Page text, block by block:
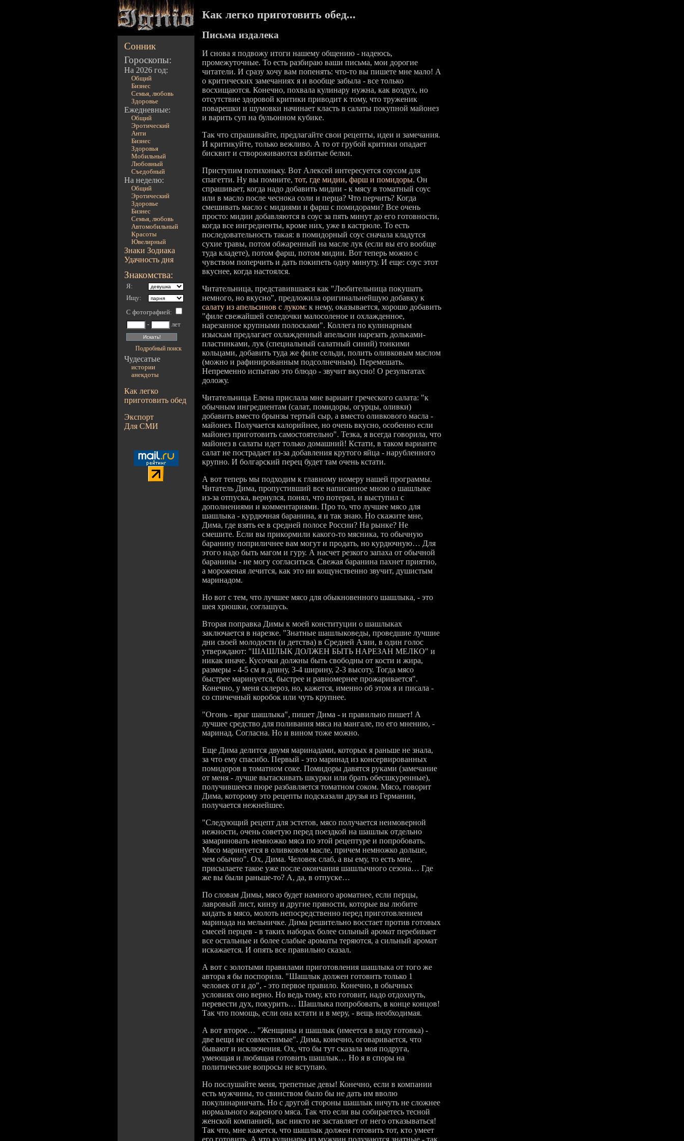
Сонник
Гороскопы:
На 2026 год:
Общий
Бизнес
Семья, любовь
Здоровье
Ежедневные:
Общий
Эротический
Анти
Бизнес
Здоровья
Мобильный
Любовный
Съедобный
На неделю:
Общий
Эротический
Здоровье
Бизнес
Семья, любовь
Автомобильный
Красоты
Ювелирный
Знаки Зодиака
Удачность дня
Знакомства:
Я:
Ищу:
С фотографией:
-
лет
Подробный поиск
Чудесатые
истории
анекдоты
Как легко
приготовить обед
Экспорт
Для СМИ
Как легко приготовить обед...
Письма издалека
И снова я подвожу итоги нашему общению - надеюсь,
промежуточные. То есть разбираю ваши письма, мои дорогие
читатели. И сразу хочу вам попенять: что-то вы пишете мне мало! А
о критических замечаниях я и вообще забыла - все только
восхищаются. Конечно, похвала кулинару нужна, как воздух, но
отсутствие здоровой критики приводит к тому, что труженик
поварешки и шумовки начинает класть в салаты покупной майонез
и варить суп на бульонном кубике.
Так что спрашивайте, предлагайте свои рецепты, идеи и замечания.
И критикуйте, только вежливо. А то от грубой критики опадает
бисквит и створоживаются взбитые белки.
Приступим потихоньку. Вот Алексей интересуется соусом для
спагетти. Ну вы помните, тот, где мидии, фарш и помидоры. Он
спрашивает, когда надо добавить мидии - к мясу в томатный соус
или в масло после чеснока соли и перца? Что перчить? Когда
смешивать масло с мидиями и фарш с помидорами? Все очень
просто: мидии добавляются в соус за пять минут до его готовности,
когда все ингредиенты, кроме них, уже в кастрюле. То есть
последовательность такая: в помидорный соус сначала кладутся
сухие травы, потом обжаренный на масле лук (если вы его вообще
туда кладете), потом фарш, потом мидии. Вот теперь можно с
чувством поперчить и дать покипеть одну минуту. И еще: соус этот
вкуснее, когда настоялся.
Читательница, представившаяся как "Любительница покушать
немного, но вкусно", предложила оригинальнейшую добавку к
салату из апельсинов с луком: к нему, оказывается, хорошо добавить
"филе свежайшей селедочки малосоленое и охлажденное,
нарезанное крупными полосками". Коллега по кулинарным
изыскам предлагает охлажденный апельсин нарезать дольками-
пластинками, лук (специальный салатный синий) тонкими
кольцами, добавить туда же филе сельди, полить оливковым маслом
(можно и рафинированным подсолнечным). Перемешать.
Непременно испытаю это блюдо - звучит вкусно! О результатах
доложу.
Читательница Елена прислала мне вариант греческого салата: "к
обычным ингредиентам (салат, помидоры, огурцы, оливки)
добавить вместо брынзы тертый сыр, а вместо оливкового масла -
майонез. Получается калорийнее, но очень вкусно, особенно если
майонез приготовить самостоятельно". Тезка, я всегда говорила, что
майонез в салаты идет только домашний! Кстати, в таком варианте
салат не пострадает из-за добавления крутого яйца - нарубленного
крупно. И болгарский перец будет там очень кстати.
А вот теперь мы подходим к главному номеру нашей программы.
Читатель Дима, пропустивший все написанное мною о шашлыке
из-за отпуска, вернулся, понял, что потерял, и выступил с
дополнениями и комментариями. Про то, что лучшее мясо для
шашлыка - курдючная баранина, я и так знаю. Но скажите мне,
Дима, где взять ее в средней полосе России? На рынке? Не
смешите. Если вы прикормили какого-то мясника, то обычную
баранину поприличнее вам могут и продать, но курдючную… Для
этого надо быть магом и гуру. А насчет резкого запаха от обычной
баранины - не могу согласиться. Свежая баранина пахнет приятно,
а мороженая лечится, как это ни кощунственно звучит, душистым
маринадом.
Но вот с тем, что лучшее мясо для обыкновенного шашлыка, - это
шея хрюшки, соглашусь.
Вторая поправка Димы к моей конституции о шашлыках
заключается в нарезке. "Знатные шашлыковеды, проведшие лучшие
дни своей молодости (и детства) в Средней Азии, в один голос
утверждают: "ШАШЛЫК ДОЛЖЕН БЫТЬ НАРЕЗАН МЕЛКО" и
никак иначе. Кусочки должны быть свободны от кости и жира,
размеры - 4-5 см в длину, 3-4 ширину, 2-3 высоту. Тогда мясо
быстрее маринуется, быстрее и равномернее прожаривается".
Конечно, у меня склероз, но, кажется, именно об этом я и писала -
со спичечный коробок или чуть крупнее.
"Огонь - враг шашлыка", пишет Дима - и правильно пишет! А
лучшее средство для поливания мяса на мангале, по его мнению, -
маринад. Согласна. Но и вином тоже можно.
Еще Дима делится двумя маринадами, которых я раньше не знала,
за что ему спасибо. Первый - это маринад из консервированных
помидоров в томатном соке. Помидоры давятся руками (замечание
от меня - лучше вытаскивать шкурки или брать обесшкуренные),
получившееся пюре разбавляется томатном соком. Мясо, говорит
Дима, которому это рецепты подсказали друзья из Германии,
получается нежнейшее.
"Следующий рецепт для эстетов, мясо получается неимоверной
нежности, очень советую перед поездкой на шашлык отдельно
замариновать немножко мяса по этой рецептуре и попробовать.
Мясо маринуется в оливковом масле, причем немножко дольше,
чем обычно". Ох, Дима. Человек слаб, а вы ему, то есть мне,
присылаете такое уже после окончания шашлычного сезона… Где
же вы были раньше-то? А, да, в отпуске…
По словам Димы, мясо будет намного ароматнее, если перцы,
лавровый лист, кинзу и другие пряности, которые вы любите
кидать в мясо, молоть непосредственно перед приготовлением
маринада на мельничке. Дима решительно восстает против готовых
смесей перцев - в таких наборах более сильный аромат перебивает
все остальные и более слабые ароматы теряются, а сильный аромат
искажается. И опять все правильно сказал.
А вот с золотыми правилами приготовления шашлыка от того же
автора я бы поспорила. "Шашлык должен готовить только 1
человек от и до", - это первое правило. Конечно, в обычных
условиях оно верно. Но ведь тому, кто готовит, надо отдохнуть,
перевести дух, покурить… Шашлыка попробовать, в конце концов!
Так что помощь, если она кстати и в меру, - вещь необходимая.
А вот второе… "Женщины и шашлык (имеется в виду готовка) -
две вещи не совместимые". Дима, конечно, оговаривается, что
бывают и исключения. Ох, что бы тут сказала моя подруга,
умеющая и любящая готовить шашлык… Но я в споры на
политические вопросы не вступаю.
Но послушайте меня, трепетные девы! Конечно, если в компании
есть мужчины, то свинством было бы не дать им вволю
покулинарничать. Но с другой стороны шашлык ничуть не сложнее
нормального жареного мяса. Так что если вы собираетесь тесной
женской компанией, вас никто не заставляет от него отказываться!
Так что, мне кажется, что шашлык должен готовить тот, кто умеет
его готовить. А что кулинары из мужчин получаются знатные - так